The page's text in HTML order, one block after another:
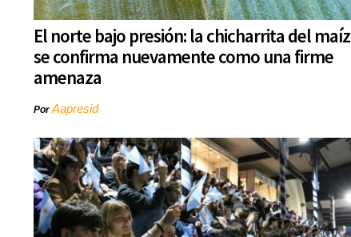
El norte bajo presión: la chicharrita del maíz
se confirma nuevamente como una firme
amenaza
PorAapresid